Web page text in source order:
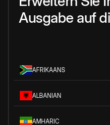
Ausgabe auf
AFRIKAANS
ALBANIAN
AMHARIC